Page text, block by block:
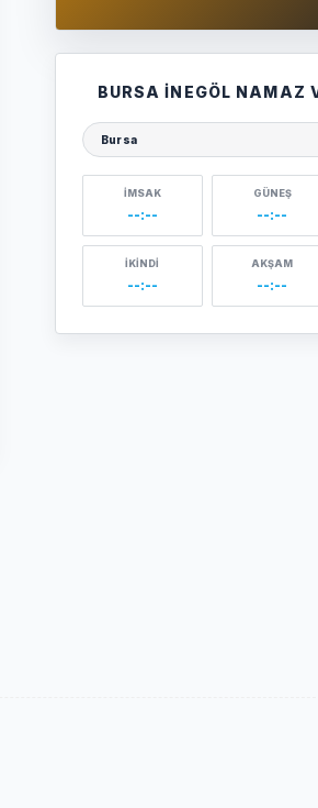
BURSA İNEGÖL NAMAZ
Şehir seçin
İMSAK
--:--
GÜNEŞ
--:--
İKINDI
--:--
AKŞAM
--:--